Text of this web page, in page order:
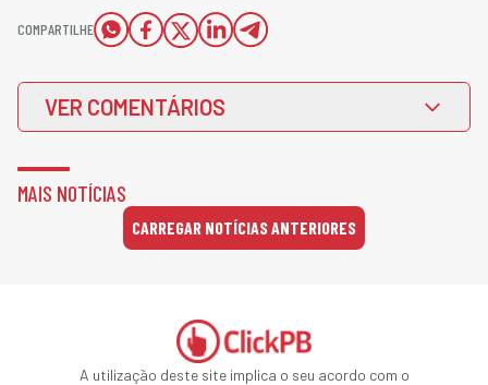
COMPARTILHE
VER COMENTÁRIOS
MAIS NOTÍCIAS
CARREGAR NOTÍCIAS ANTERIORES
A utilização deste site implica o seu acordo com o